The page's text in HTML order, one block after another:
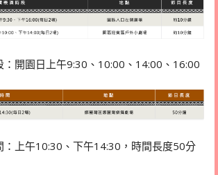
：開園日上午9:30、10:00、14:00、16:00
：上午10:30、下午14:30，時間長度50分